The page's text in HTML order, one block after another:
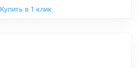
Купить в 1 клик